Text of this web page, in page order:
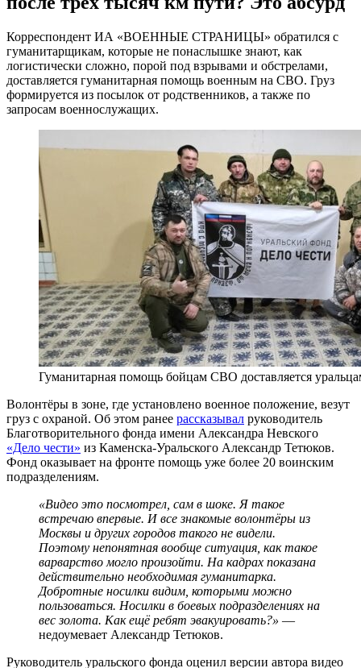
Корреспондент ИА «ВОЕННЫЕ СТРАНИЦЫ» обратился с
гуманитарщикам, которые не понаслышке знают, как
логистически сложно, порой под взрывами и обстрелами,
доставляется гуманитарная помощь военным на СВО. Груз
формируется из посылок от родственников, а также по
запросам военнослужащих.
Гуманитарная помощь бойцам СВО доставляется
Волонтёры в зоне, где установлено военное положение, везут
груз с охраной. Об этом ранее рассказывал руководитель
Благотворительного фонда имени Александра Невского
«Дело чести» из Каменска-Уральского Александр Тетюков.
Фонд оказывает на фронте помощь уже более 20 воинским
подразделениям.
«Видео это посмотрел, сам в шоке. Я такое
встречаю впервые. И все знакомые волонтёры из
Москвы и других городов такого не видели.
Поэтому непонятная вообще ситуация, как такое
варварство могло произойти. На кадрах показана
действительно необходимая гуманитарка.
Добротные носилки видим, которыми можно
пользоваться. Носилки в боевых подразделениях на
вес золота. Как ещё ребят эвакуировать?» —
недоумевает Александр Тетюков.
Руководитель уральского фонда оценил версии автора видео